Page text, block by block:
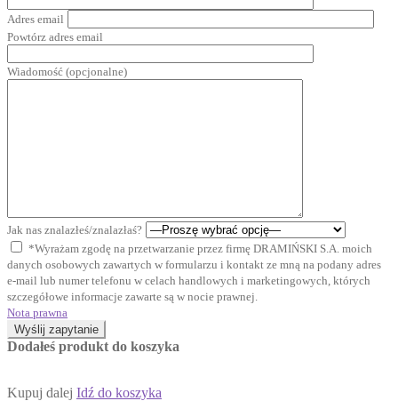
Adres email
Powtórz adres email
Wiadomość (opcjonalne)
Jak nas znalazłeś/znalazłaś?
*Wyrażam zgodę na przetwarzanie przez firmę DRAMIŃSKI S.A. moich
danych osobowych zawartych w formularzu i kontakt ze mną na podany adres
e-mail lub numer telefonu w celach handlowych i marketingowych, których
szczegółowe informacje zawarte są w nocie prawnej.
Nota prawna
Wyślij zapytanie
Dodałeś produkt do koszyka
Kupuj dalej Idź do koszyka